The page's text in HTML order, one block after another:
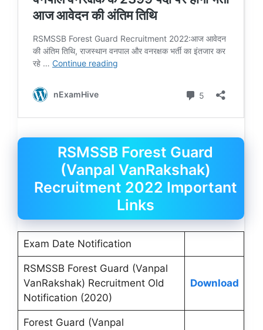
RSMSSB Forest Guard
(Vanpal VanRakshak)
Recruitment 2022 Important
Links
Exam Date Notification
RSMSSB Forest Guard (Vanpal
VanRakshak) Recruitment Old
Notification (2020)
Download
Forest Guard (Vanpal